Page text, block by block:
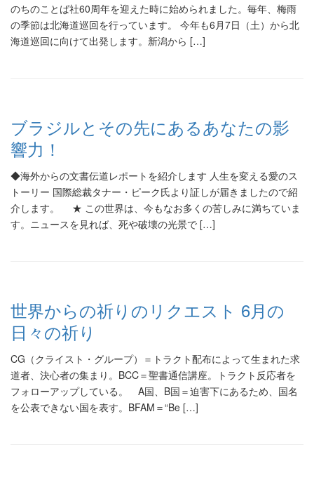
のちのことば社60周年を迎えた時に始められました。毎年、梅雨
の季節は北海道巡回を行っています。 今年も6月7日（土）から北
海道巡回に向けて出発します。新潟から […]
ブラジルとその先にあるあなたの影
響力！
◆海外からの文書伝道レポートを紹介します 人生を変える愛のス
トーリー 国際総裁タナー・ピーク氏より証しが届きましたので紹
介します。 ★ この世界は、今もなお多くの苦しみに満ちていま
す。ニュースを見れば、死や破壊の光景で […]
世界からの祈りのリクエスト 6月の
日々の祈り
CG（クライスト・グループ）＝トラクト配布によって生まれた求
道者、決心者の集まり。BCC＝聖書通信講座。トラクト反応者を
フォローアップしている。 A国、B国＝迫害下にあるため、国名
を公表できない国を表す。BFAM＝“Be […]